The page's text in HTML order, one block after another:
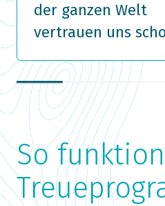
der ganzen Welt
vertrauen uns
So